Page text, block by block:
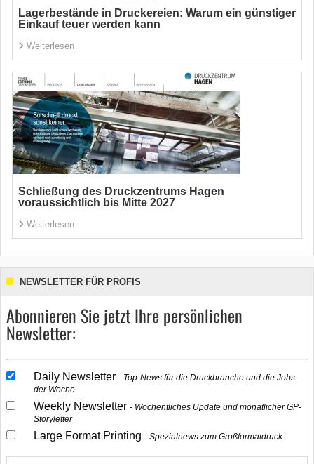
Lagerbestände in Druckereien: Warum ein günstiger
Einkauf teuer werden kann
Weiterlesen
Schließung des Druckzentrums Hagen
voraussichtlich bis Mitte 2027
Weiterlesen
NEWSLETTER FÜR PROFIS
Abonnieren Sie jetzt Ihre persönlichen
Newsletter:
Daily Newsletter
Top-News für die Druckbranche und die Jobs
der Woche
Weekly Newsletter
Wöchentliches Update und monatlicher GP-
Storyletter
Large Format Printing Spezialnews zum Großformatdruck